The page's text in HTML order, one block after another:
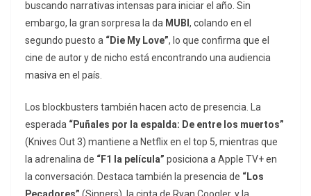
buscando narrativas intensas para iniciar el año. Sin
embargo, la gran sorpresa la da MUBI , colando en el
segundo puesto a “Die My Love”, lo que confirma que el
cine de autor y de nicho está encontrando una audiencia
masiva en el país.
Los blockbusters también hacen acto de presencia. La
esperada “Puñales por la espalda: De entre los muertos”
(Knives Out 3) mantiene a Netflix en el top 5, mientras que
la adrenalina de “F1 la película” posiciona a Apple TV+ en
la conversación. Destaca también la presencia de “Los